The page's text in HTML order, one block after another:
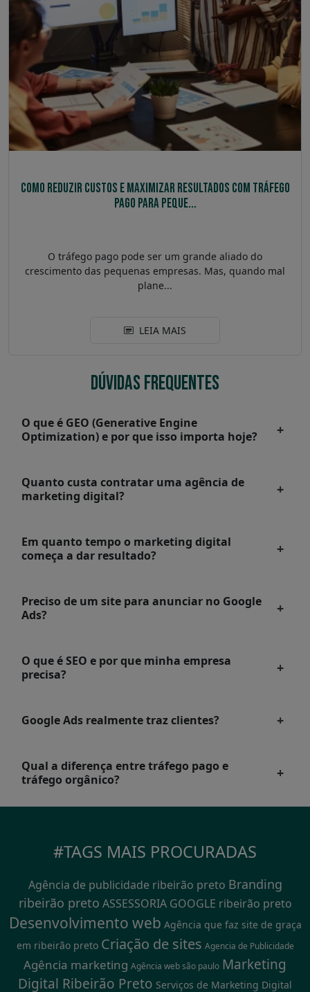
Como Reduzir Custos e Maximizar Resultados com Tráfego
Pago para Peque...
O tráfego pago pode ser um grande aliado do
crescimento das pequenas empresas. Mas, quando mal
plane...
LEIA MAIS
DÚVIDAS FREQUENTES
O que é GEO (Generative Engine
Optimization) e por que isso importa hoje?
Quanto custa contratar uma agência de
marketing digital?
Em quanto tempo o marketing digital
começa a dar resultado?
Preciso de um site para anunciar no Google
Ads?
O que é SEO e por que minha empresa
precisa?
Google Ads realmente traz clientes?
Qual a diferença entre tráfego pago e
tráfego orgânico?
#TAGS MAIS PROCURADAS
Agência de publicidade ribeirão preto Branding
ribeirão preto ASSESSORIA GOOGLE ribeirão preto
Desenvolvimento web Agência que faz site de graça
em ribeirão preto Criação de sites Agencia de Publicidade
Agência marketing Agência web são paulo Marketing
Digital Ribeirão Preto Serviços de Marketing Digital